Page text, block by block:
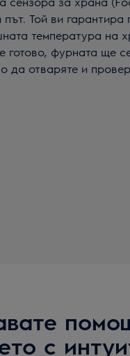
път. Той ви гарантира
температура на
готово, фурната ще
да отваряте и
с